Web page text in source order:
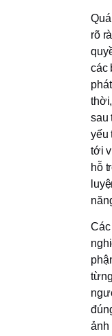
rõ
các
sau
yếu
tới
hỗ
Các
ảnh